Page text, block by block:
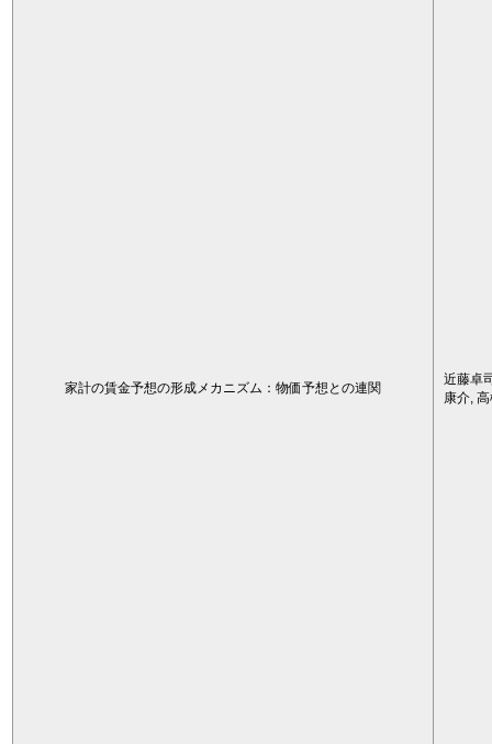
家計の賃金予想の形成メカニズム：物価予想との連関
近藤卓
康介,